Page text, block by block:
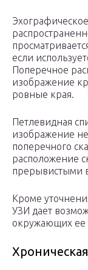
если
Поперечное
изображение
ровные края.
Петлевидная
изображение
поперечного
расположение
прерывистыми
Кроме
УЗИ дает
окружающих ее